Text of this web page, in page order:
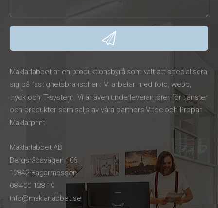
Mäklarlabbet är en produktionsbyrå som valt att specialisera
sig på fastighetsbranschen. Vi arbetar med foto, webb,
tryck och IT-system. Vi är även underleverantörer för tjänster
och produkter som säljs av våra partners Vitec och Propan
Mäklarprint.
Mäklarlabbet AB
Bergsrådsvägen 106
12842 Bagarmossen
08-400 128 19
info@maklarlabbet.se